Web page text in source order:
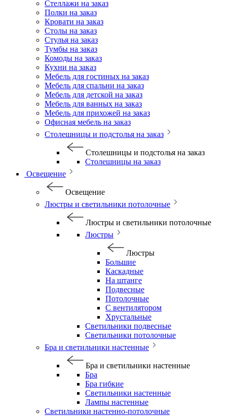
Стеллажи на заказ
Полки на заказ
Кровати на заказ
Столы на заказ
Стулья на заказ
Тумбы на заказ
Комоды на заказ
Кухни на заказ
Мебель для гостиных на заказ
Мебель для спальни на заказ
Мебель для детской на заказ
Мебель для ванных на заказ
Мебель для прихожей на заказ
Офисная мебель на заказ
Столешницы и подстолья на заказ
Столешницы и подстолья на заказ
Столешницы на заказ
Освещение
Освещение
Люстры и светильники потолочные
Люстры и светильники потолочные
Люстры
Люстры
Большие
Каскадные
На штанге
Подвесные
Потолочные
С вентилятором
Хрустальные
Светильники подвесные
Светильники потолочные
Бра и светильники настенные
Бра и светильники настенные
Бра
Бра гибкие
Светильники настенные
Лампы настенные
Светильники настенно-потолочные